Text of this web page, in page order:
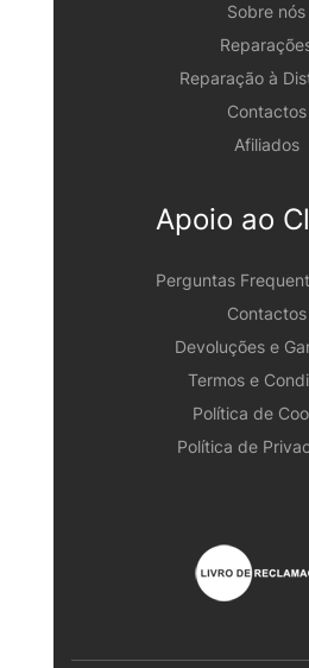
Sobre nós
Reparação à
Contactos
Afiliados
Apoio ao
Perguntas
Contactos
Devoluções e
Termos e
Política de
Política de